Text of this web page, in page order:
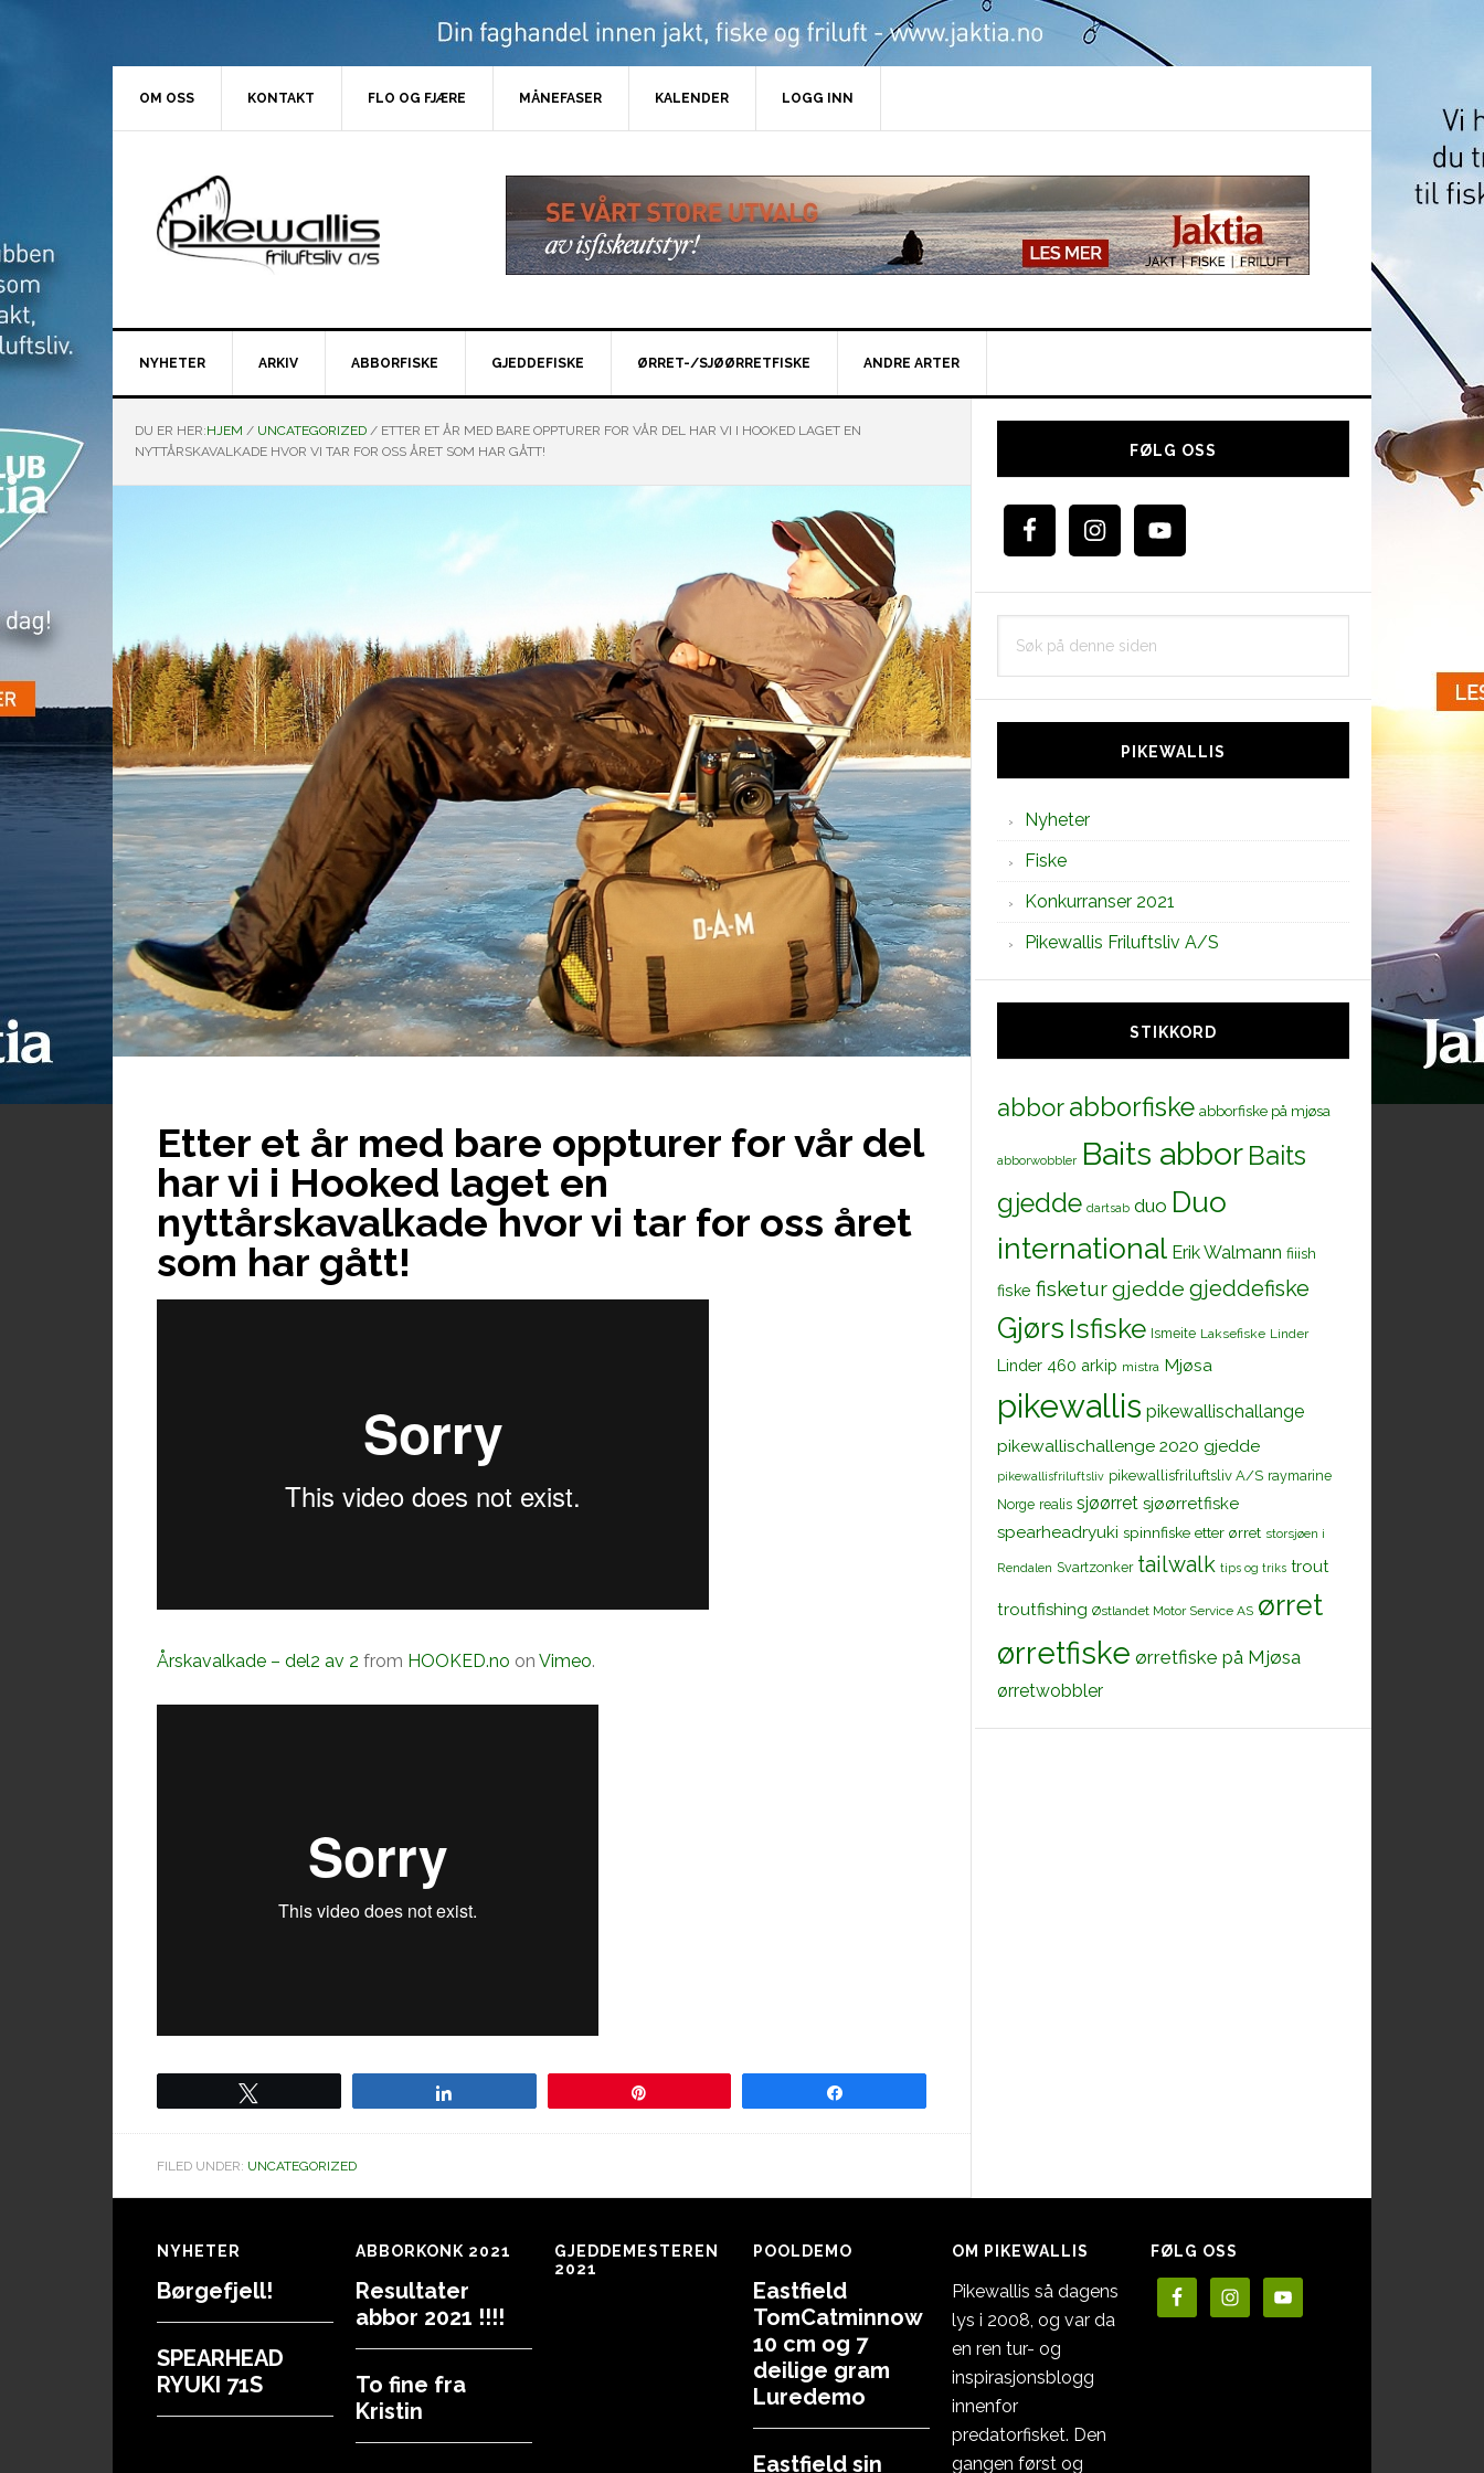
OM OSS KONTAKT FLO OG FJÆRE MÅNEFASER KALENDER LOGG INN
NYHETER ARKIV ABBORFISKE GJEDDEFISKE ØRRET-/SJØØRRETFISKE ANDRE ARTER
DU ER HER:HJEM / UNCATEGORIZED / ETTER ET ÅR MED BARE OPPTURER FOR VÅR DEL HAR VI I HOOKED LAGET EN
NYTTÅRSKAVALKADE HVOR VI TAR FOR OSS ÅRET SOM HAR GÅTT!
Etter et år med bare oppturer for vår del
har vi i Hooked laget en
nyttårskavalkade hvor vi tar for oss året
som har gått!
Årskavalkade – del2 av 2 from HOOKED.no on Vimeo.
FILED UNDER: UNCATEGORIZED
Hoved
FØLG OSS
PIKEWALLIS
Nyheter
Fiske
Konkurranser 2021
Pikewallis Friluftsliv A/S
STIKKORD
abborabborfiske abborfiske på mjøsa
abborwobbler Baits abbor Baits
gjedde dartsab duo Duo
international Erik Walmann fiiish
fiske fisketurgjedde gjeddefiske
Gjørs Isfiske Ismeite Laksefiske Linder
Linder 460 arkip mistra Mjøsa
pikewallis pikewallischallange
pikewallischallenge 2020 gjedde
pikewallisfriluftsliv pikewallisfriluftsliv A/S raymarine
Norge realis sjøørret sjøørretfiske
spearheadryuki spinnfiske etter ørret storsjøen i
Rendalen Svartzonker tailwalk tips og triks trout
troutfishing Østlandet Motor Service AS ørret
ørretfiske ørretfiske på Mjøsa
ørretwobbler
Footer
NYHETER
Børgefjell!
SPEARHEAD
RYUKI 71S
ABBORKONK 2021
Resultater
abbor 2021 !!!!
To fine fra
Kristin
GJEDDEMESTEREN
2021
POOLDEMO
Eastfield
TomCatminnow
10 cm og 7
deilige gram
Luredemo
Eastfield sin
OM PIKEWALLIS
Pikewallis så dagens
lys i 2008, og var da
en ren tur- og
inspirasjonsblogg
innenfor
predatorfisket. Den
gangen først og
FØLG OSS